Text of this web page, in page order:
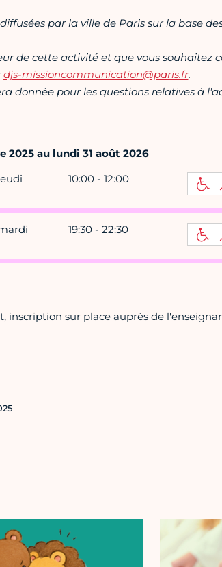
par la ville de Paris sur la base
de cette activité et que vous souhaitez
djs-missioncommunication@paris.fr.
donnée pour les questions relatives à
2025 au lundi 31 août 2026
10:00 - 12:00
19:30 - 22:30
inscription sur place auprès de